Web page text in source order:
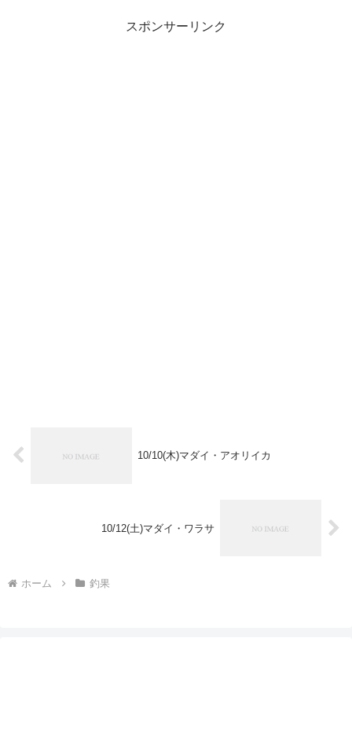
スポンサーリンク
10/10(木)マダイ・アオリイカ
10/12(土)マダイ・ワラサ
ホーム 釣果